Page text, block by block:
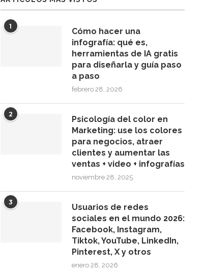
1
Cómo hacer una
infografía: qué es,
herramientas de IA gratis
para diseñarla y guía paso
a paso
febrero 28, 2026
2
Psicología del color en
Marketing: use los colores
para negocios, atraer
clientes y aumentar las
ventas + video + infografías
noviembre 28, 2025
3
Usuarios de redes
sociales en el mundo 2026:
Facebook, Instagram,
Tiktok, YouTube, LinkedIn,
Pinterest, X y otros
enero 28, 2026